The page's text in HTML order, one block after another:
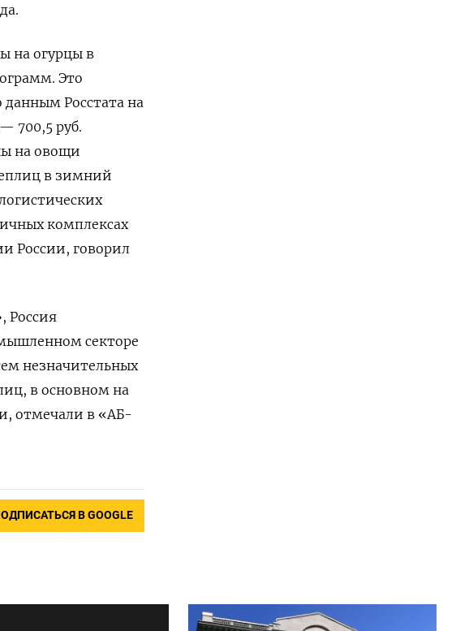
на огурцы в
Это
Росстата на
700,5 руб.
на овощи
в зимний
комплексах
России, говорил
Россия
секторе
незначительных
в основном на
отмечали в «АБ-
В GOOGLE